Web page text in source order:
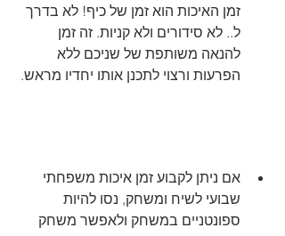
זמן האיכות הוא זמן של כיף! לא בדרך
ל.. לא סידורים ולא קניות. זה זמן
להנאה משותפת של שניכם ללא
הפרעות ורצוי לתכנן אותו יחדיו מראש.
אם ניתן לקבוע זמן איכות משפחתי
שבועי לשיח ומשחק, נסו להיות
ספונטניים במשחק ולאפשר משחק